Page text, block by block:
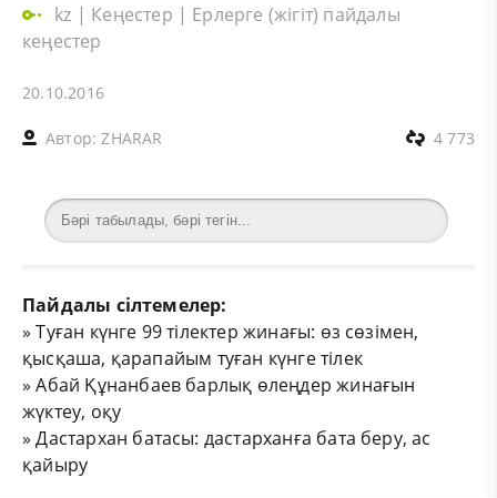
kz | Кеңестер | Ерлерге (жігіт) пайдалы
кеңестер
20.10.2016
Автор:ZHARAR 4 773
Пайдалы сілтемелер:
»Туған күнге 99 тілектер жинағы: өз сөзімен,
қысқаша, қарапайым туған күнге тілек
»Абай Құнанбаев барлық өлеңдер жинағын
жүктеу, оқу
»Дастархан батасы: дастарханға бата беру, ас
қайыру